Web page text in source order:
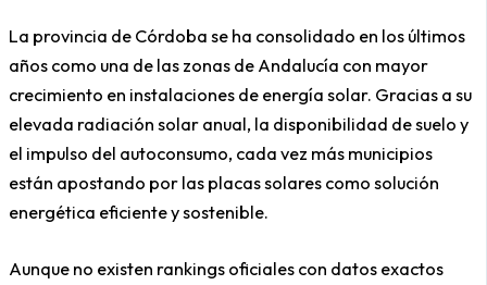
La provincia de Córdoba se ha consolidado en los últimos
años como una de las zonas de Andalucía con mayor
crecimiento en instalaciones de energía solar. Gracias a su
elevada radiación solar anual, la disponibilidad de suelo y
el impulso del autoconsumo, cada vez más municipios
están apostando por las placas solares como solución
energética eficiente y sostenible.
Aunque no existen rankings oficiales con datos exactos